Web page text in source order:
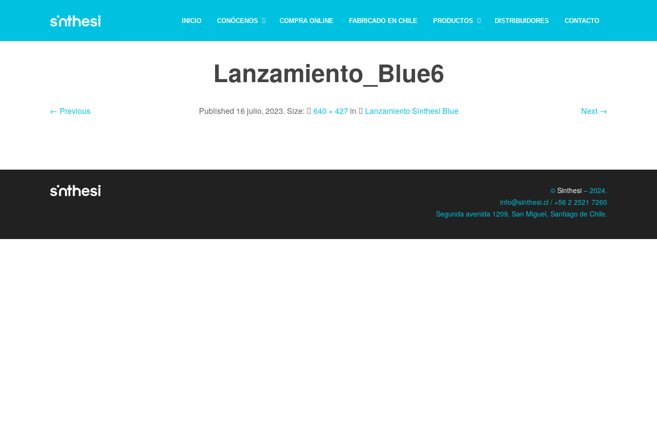
INICIO CONÓCENOS COMPRA ONLINE FABRICADO EN CHILE PRODUCTOS DISTRIBUIDORES CONTACTO
Lanzamiento_Blue6
Published 16 julio, 2023. Size: 640 × 427in Lanzamiento Sinthesi Blue
← Previous Next →
© Sinthesi– 2024.
info@sinthesi.cl / +56 2 2521 7260
Segunda avenida 1209, San Miguel, Santiago de Chile.